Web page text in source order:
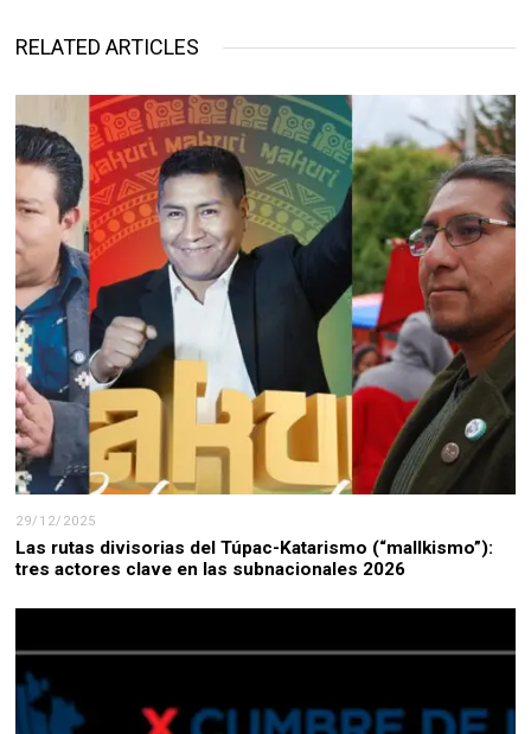
RELATED ARTICLES
29/12/2025
Las rutas divisorias del Túpac-Katarismo (“mallkismo”):
tres actores clave en las subnacionales 2026